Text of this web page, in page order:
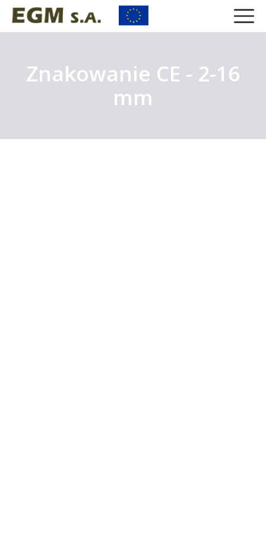
Znakowanie CE - 2-16
mm